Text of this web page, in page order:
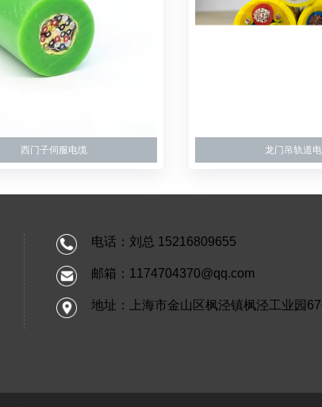
西门子伺服电缆 龙门吊轨道
电话：刘总 15216809655
邮箱：1174704370@qq.com
地址：上海市金山区枫泾镇枫泾工业园